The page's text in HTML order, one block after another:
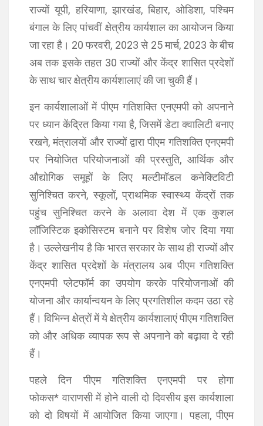
राज्यों यूपी, हरियाणा, झारखंड, बिहार, ओडिशा, पश्चिम
बंगाल के लिए पांचवीं क्षेत्रीय कार्यशाल का आयोजन किया
जा रहा है। 20 फरवरी, 2023 से 25 मार्च, 2023 के बीच
अब तक इसके तहत 30 राज्यों और केंद्र शासित प्रदेशों
के साथ चार क्षेत्रीय कार्यशालाएं की जा चुकी हैं।
इन कार्यशालाओं में पीएम गतिशक्ति एनएमपी को अपनाने
पर ध्यान केंद्रित किया गया है, जिसमें डेटा क्वालिटी बनाए
रखने, मंत्रालयों और राज्यों द्वारा पीएम गतिशक्ति एनएमपी
पर नियोजित परियोजनाओं की प्रस्तुति, आर्थिक और
औद्योगिक समूहों के लिए मल्टीमॉडल कनेक्टिविटी
सुनिश्चित करने, स्कूलों, प्राथमिक स्वास्थ्य केंद्रों तक
पहुंच सुनिश्चित करने के अलावा देश में एक कुशल
लॉजिस्टिक इकोसिस्टम बनाने पर विशेष जोर दिया गया
है। उल्लेखनीय है कि भारत सरकार के साथ ही राज्यों और
केंद्र शासित प्रदेशों के मंत्रालय अब पीएम गतिशक्ति
एनएमपी प्लेटफॉर्म का उपयोग करके परियोजनाओं की
योजना और कार्यान्वयन के लिए प्रगतिशील कदम उठा रहे
हैं। विभिन्न क्षेत्रों में ये क्षेत्रीय कार्यशालाएं पीएम गतिशक्ति
को और अधिक व्यापक रूप से अपनाने को बढ़ावा दे रही
हैं।
पहले दिन पीएम गतिशक्ति एनएमपी पर होगा
फोकस* वाराणसी में होने वाली दो दिवसीय इस कार्यशाला
को दो विषयों में आयोजित किया जाएगा। पहला, पीएम